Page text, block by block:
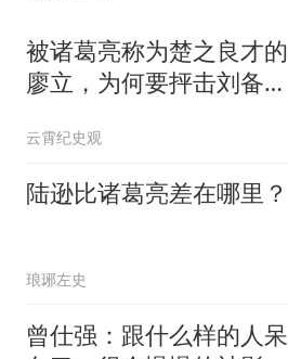
被诸葛亮称为楚之良才的
廖立，为何要抨击刘备战
云霄纪史观
陆逊比诸葛亮差在哪里？
琅琊左史
曾仕强：跟什么样的人呆